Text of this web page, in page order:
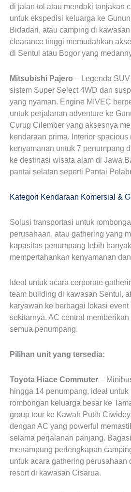
di jalan tol atau mendaki tanjakan
untuk ekspedisi keluarga ke
Bidadari, atau camping di
clearance tinggi memudahkan
di Sentul atau Bogor yang
Mitsubishi Pajero – Legenda
sistem Super Select 4WD dan
yang nyaman. Engine MIVEC
untuk perjalanan adventure ke
Curug Cilember yang aksesnya
kendaraan prima. Interior spacious
kenyamanan untuk 7 penumpang
ke destinasi wisata alam di Jawa
pantai selatan seperti Pantai
Kategori Kendaraan Komersial &
Solusi transportasi untuk
perusahaan, atau gathering yang
kapasitas penumpang lebih
mempertahankan kenyamanan
Ideal untuk acara corporate
team building di kawasan Sentul,
karyawan ke berbagai lokasi event
sekitarnya. AC central
semua penumpang.
Pilihan unit yang tersedia:
Toyota Hiace Commuter –
hingga 14 penumpang, ideal untuk
rombongan keluarga besar ke
group tour ke Kawah Putih
dengan AC yang powerful
selama perjalanan panjang.
menampung perlengkapan
untuk acara gathering perusahaan
resort di kawasan Cisarua.